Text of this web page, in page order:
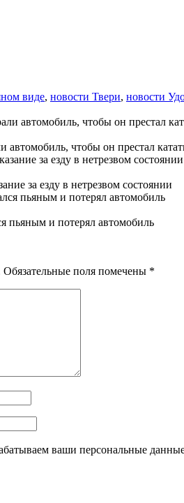
виде, новости Твери, новости
автомобиль, чтобы он престал
за езду в нетрезвом состоянии
пьяным и потерял автомобиль
Обязательные поля помечены *
ваши персональные